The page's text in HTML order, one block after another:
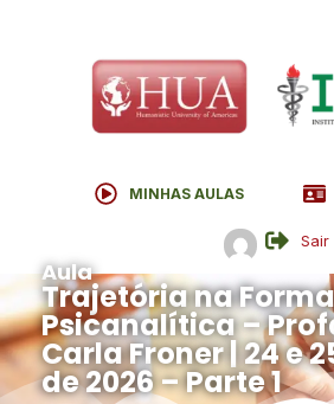
MINHAS AULAS
Sair
Aula
Trajetória na
Psicanalítica –
Carla Froner | 24 e
de 2026 – Parte 1